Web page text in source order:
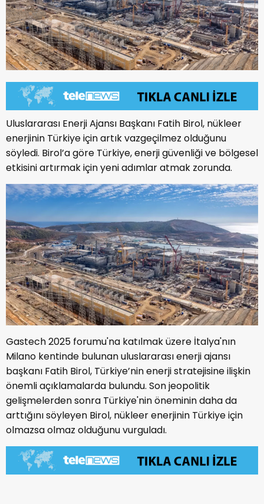
Uluslararası Enerji Ajansı Başkanı Fatih Birol, nükleer
enerjinin Türkiye için artık vazgeçilmez olduğunu
söyledi. Birol’a göre Türkiye, enerji güvenliği ve bölgesel
etkisini artırmak için yeni adımlar atmak zorunda.
Gastech 2025 forumu'na katılmak üzere İtalya'nın
Milano kentinde bulunan uluslararası enerji ajansı
başkanı Fatih Birol, Türkiye’nin enerji stratejisine ilişkin
önemli açıklamalarda bulundu. Son jeopolitik
gelişmelerden sonra Türkiye'nin öneminin daha da
arttığını söyleyen Birol, nükleer enerjinin Türkiye için
olmazsa olmaz olduğunu vurguladı.